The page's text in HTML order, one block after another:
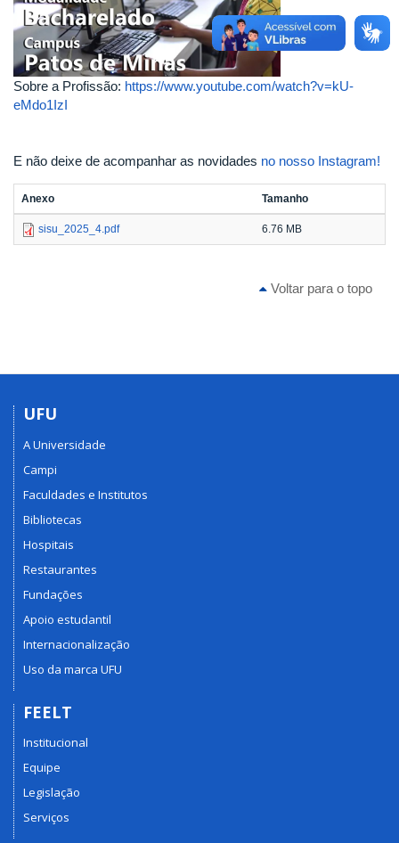
Sobre a Profissão: https://www.youtube.com/watch?v=kU-
eMdo1IzI
E não deixe de acompanhar as novidades no nosso Instagram!
Anexo Tamanho
sisu_2025_4.pdf 6.76 MB
Voltar para o topo
UFU
A Universidade
Campi
Faculdades e Institutos
Bibliotecas
Hospitais
Restaurantes
Fundações
Apoio estudantil
Internacionalização
Uso da marca UFU
FEELT
Institucional
Equipe
Legislação
Serviços